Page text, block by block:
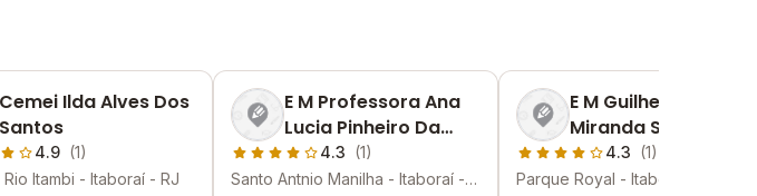
Cemei Ilda Alves Dos
Santos
4.9 (1)
Itambi - Itaboraí - RJ
E M Professora Ana
Lucia Pinheiro Da
Cunha Monteiro
4.3 (1)
Santo Antnio Manilha - Itaboraí -
E M Guilherme De
Miranda Saraiva
4.3 (1)
Parque Royal - Itaboraí - RJ